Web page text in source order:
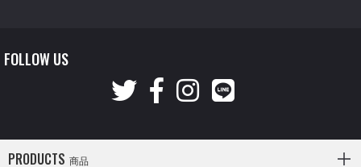
FOLLOW US
PRODUCTS 商品